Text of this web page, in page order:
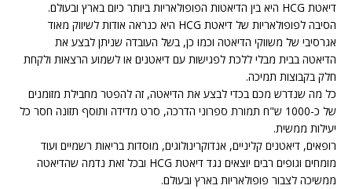
דיאטת HCG היא בין הדיאטות הפופולאריות ביותר כיום בארץ ובעולם.
הסיבה לפופולאריות של דיאטת HCG היא כנראה אודות לשיווק מאוד
אגרסיבי של משווקי הדיאטה וכמו כן, בשל העובדה שניתן לבצע את
הדיאטה בבית מבלי ללכת לפגישות עם דיאטנים או לשמוע הרצאות ולקחת
חלק בקבוצות תמיכה.
כל מה שנדרש מכם בכדי לבצע את הדיאטה, זה להפטר מחבילת מזומנים
של כ-1000 ש"ח תמורת ספרוני הדרכה, סרט מדידה ותוסף תזונה חסר כל
יעילות ממשית.
רופאים, דיאטנים קליניים, אנדוקרינולוגים, מוסדות בריאות רשמיים ועוד
מומחים וגופים רבים יוצאים נגד דיאטת HCG ובכל זאת נדמה שהדיאטה
ממשיכה לצבור פופולאריות בארץ ובעולם.